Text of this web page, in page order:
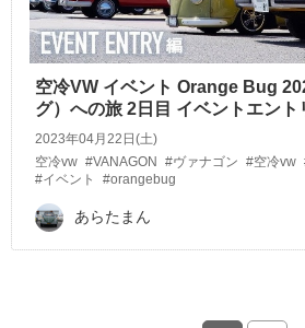
空冷VW イベント Orange Bug
グ）への旅 2日目 イベントエント
2023年04月22日(土)
空冷vw #VANAGON #ヴァナゴン #空冷vw
#イベント
#orangebug
あらたまん